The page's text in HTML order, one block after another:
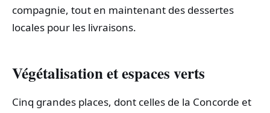
compagnie, tout en maintenant des dessertes
locales pour les livraisons.
Végétalisation et espaces verts
Cinq grandes places, dont celles de la Concorde et